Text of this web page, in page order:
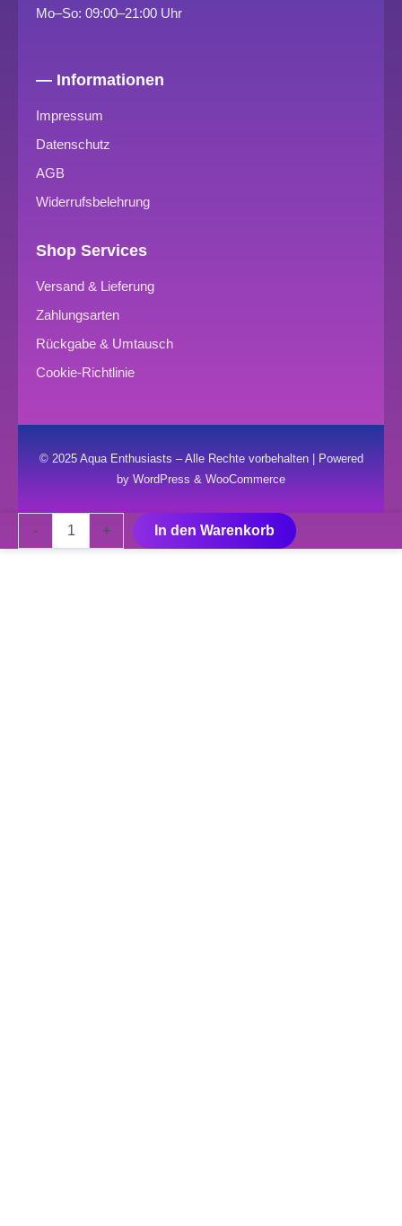
Mo–So: 09:00–21:00 Uhr
— Informationen
Impressum
Datenschutz
AGB
Widerrufsbelehrung
Shop Services
Versand & Lieferung
Zahlungsarten
Rückgabe & Umtausch
Cookie-Richtlinie
© 2025 Aqua Enthusiasts – Alle Rechte vorbehalten | Powered
by WordPress & WooCommerce
-
Universal
+ In den Warenkorb